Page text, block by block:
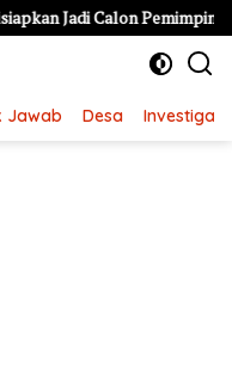
Calon Pemimpin
Jawab Desa Investigasi